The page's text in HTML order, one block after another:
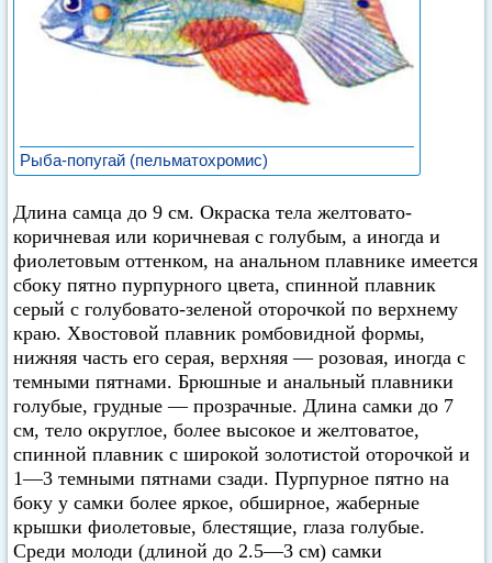
Рыба-попугай (пельматохромис)
Длина самца до 9 см. Окраска тела желтовато-
коричневая или коричневая с голубым, а иногда и
фиолетовым оттенком, на анальном плавнике имеется
сбоку пятно пурпурного цвета, спинной плавник
серый с голубовато-зеленой оторочкой по верхнему
краю. Хвостовой плавник ромбовидной формы,
нижняя часть его серая, верхняя — розовая, иногда с
темными пятнами. Брюшные и анальный плавники
голубые, грудные — прозрачные. Длина самки до 7
см, тело округлое, более высокое и желтоватое,
спинной плавник с широкой золотистой оторочкой и
1—3 темными пятнами сзади. Пурпурное пятно на
боку у самки более яркое, обширное, жаберные
крышки фиолетовые, блестящие, глаза голубые.
Среди молоди (длиной до 2.5—3 см) самки